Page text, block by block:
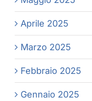
Aprile 2025
Marzo 2025
Febbraio 2025
Gennaio 2025